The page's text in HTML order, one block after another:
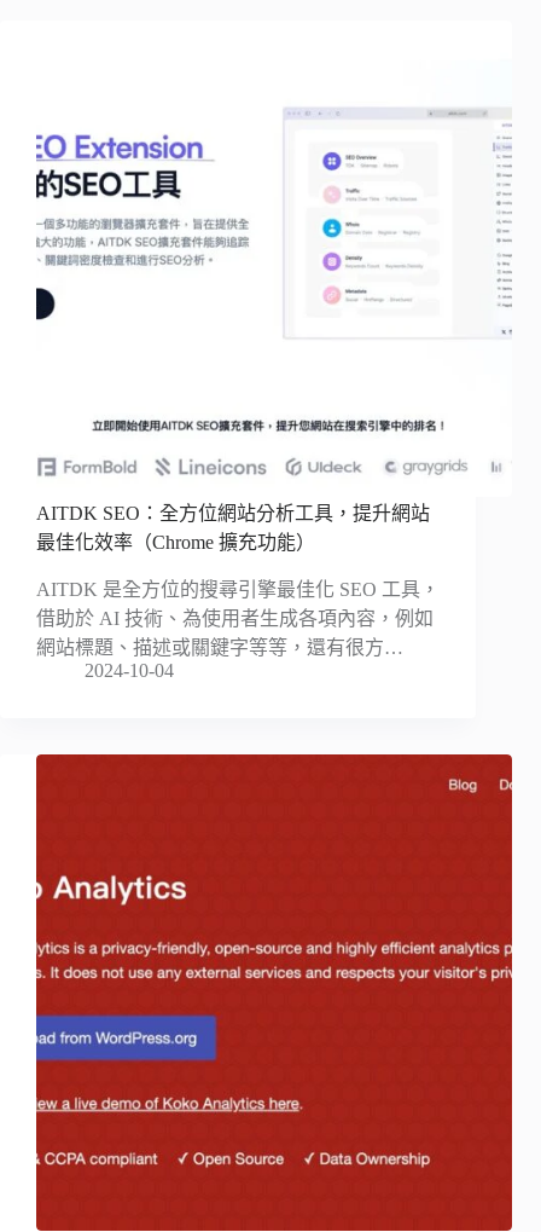
AITDK SEO：全方位網站分析工具，提升網站
最佳化效率（Chrome 擴充功能）
AITDK 是全方位的搜尋引擎最佳化 SEO 工具，
借助於 AI 技術、為使用者生成各項內容，例如
網站標題、描述或關鍵字等等，還有很方…
2024-10-04